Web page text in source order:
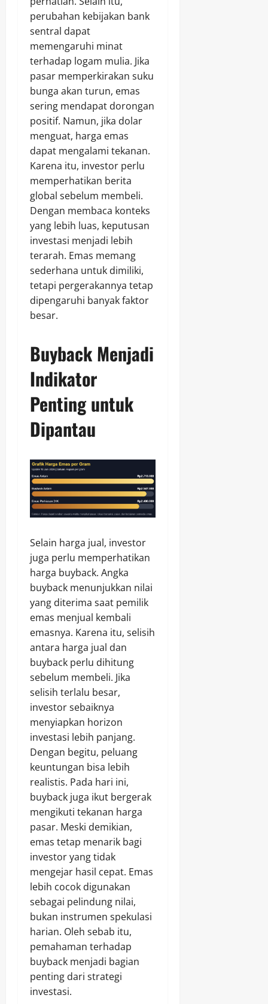
perubahan kebijakan bank
sentral dapat
memengaruhi minat
terhadap logam mulia. Jika
pasar memperkirakan suku
bunga akan turun, emas
sering mendapat dorongan
positif. Namun, jika dolar
menguat, harga emas
dapat mengalami tekanan.
Karena itu, investor perlu
memperhatikan berita
global sebelum membeli.
Dengan membaca konteks
yang lebih luas, keputusan
investasi menjadi lebih
terarah. Emas memang
sederhana untuk dimiliki,
tetapi pergerakannya tetap
dipengaruhi banyak faktor
besar.
Buyback Menjadi
Indikator
Penting untuk
Dipantau
Selain harga jual, investor
juga perlu memperhatikan
harga buyback. Angka
buyback menunjukkan nilai
yang diterima saat pemilik
emas menjual kembali
emasnya. Karena itu, selisih
antara harga jual dan
buyback perlu dihitung
sebelum membeli. Jika
selisih terlalu besar,
investor sebaiknya
menyiapkan horizon
investasi lebih panjang.
Dengan begitu, peluang
keuntungan bisa lebih
realistis. Pada hari ini,
buyback juga ikut bergerak
mengikuti tekanan harga
pasar. Meski demikian,
emas tetap menarik bagi
investor yang tidak
mengejar hasil cepat. Emas
lebih cocok digunakan
sebagai pelindung nilai,
bukan instrumen spekulasi
harian. Oleh sebab itu,
pemahaman terhadap
buyback menjadi bagian
penting dari strategi
investasi.